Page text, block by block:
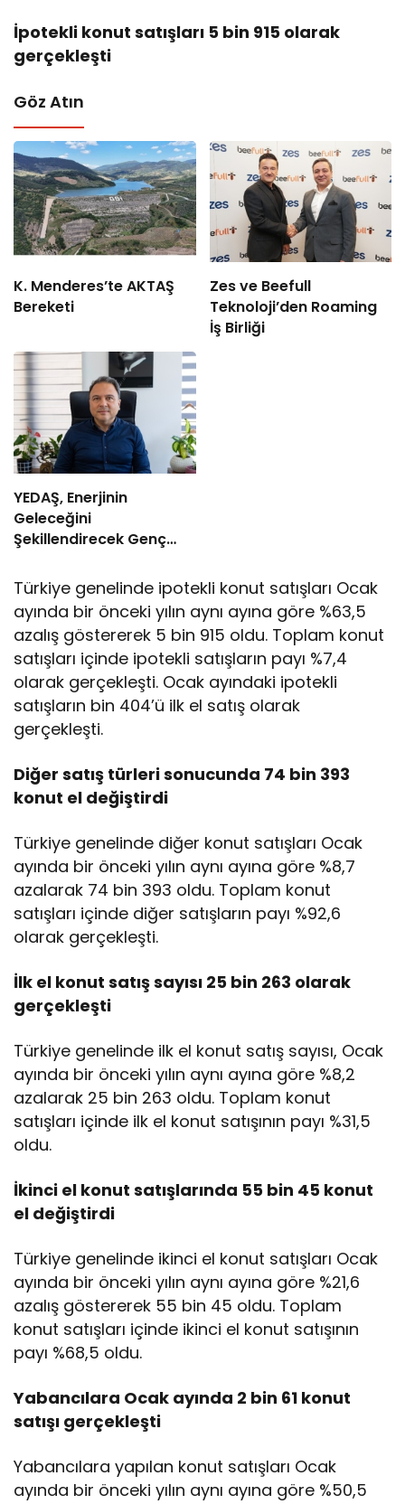
İpotekli konut satışları 5 bin 915 olarak
gerçekleşti
Göz Atın
K. Menderes’te AKTAŞ
Bereketi
Zes ve Beefull
Teknoloji’den Roaming
İş Birliği
YEDAŞ, Enerjinin
Geleceğini
Şekillendirecek Genç
Türkiye genelinde ipotekli konut satışları Ocak
ayında bir önceki yılın aynı ayına göre %63,5
azalış göstererek 5 bin 915 oldu. Toplam konut
satışları içinde ipotekli satışların payı %7,4
olarak gerçekleşti. Ocak ayındaki ipotekli
satışların bin 404’ü ilk el satış olarak
gerçekleşti.
Diğer satış türleri sonucunda 74 bin 393
konut el değiştirdi
Türkiye genelinde diğer konut satışları Ocak
ayında bir önceki yılın aynı ayına göre %8,7
azalarak 74 bin 393 oldu. Toplam konut
satışları içinde diğer satışların payı %92,6
olarak gerçekleşti.
İlk el konut satış sayısı 25 bin 263 olarak
gerçekleşti
Türkiye genelinde ilk el konut satış sayısı, Ocak
ayında bir önceki yılın aynı ayına göre %8,2
azalarak 25 bin 263 oldu. Toplam konut
satışları içinde ilk el konut satışının payı %31,5
oldu.
İkinci el konut satışlarında 55 bin 45 konut
el değiştirdi
Türkiye genelinde ikinci el konut satışları Ocak
ayında bir önceki yılın aynı ayına göre %21,6
azalış göstererek 55 bin 45 oldu. Toplam
konut satışları içinde ikinci el konut satışının
payı %68,5 oldu.
Yabancılara Ocak ayında 2 bin 61 konut
satışı gerçekleşti
Yabancılara yapılan konut satışları Ocak
ayında bir önceki yılın aynı ayına göre %50,5